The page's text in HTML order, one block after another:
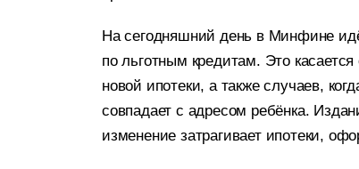
На сегодняшний день в Минфине
по льготным кредитам. Это
новой ипотеки, а также случаев,
совпадает с адресом ребёнка.
изменение затрагивает ипотеки,